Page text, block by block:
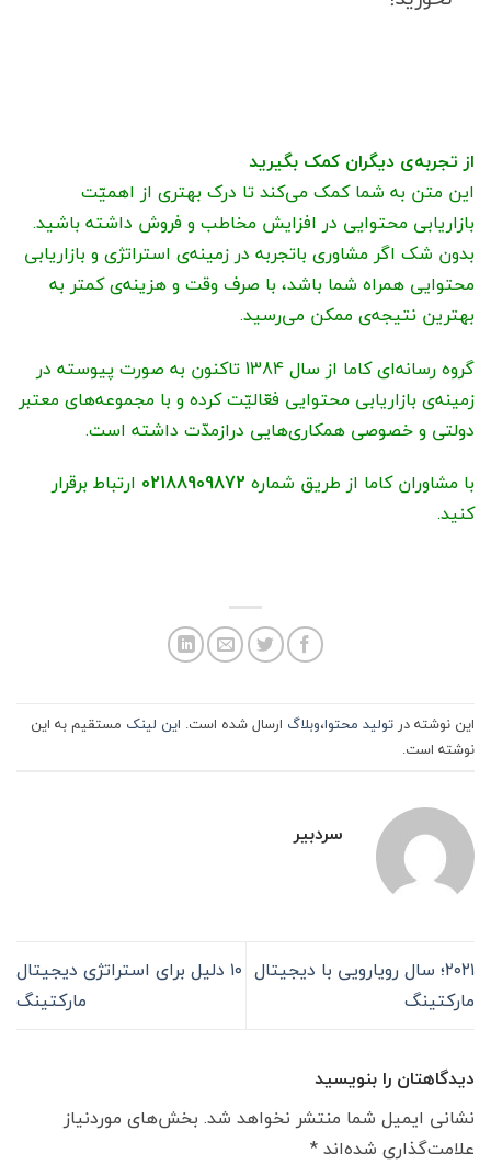
از تجربه‌ی دیگران کمک بگیرید
این متن به شما کمک می‌کند تا درک بهتری از اهمیّت
بازاریابی محتوایی در افزایش مخاطب و فروش داشته باشید.
بدون شک اگر مشاوری باتجربه در زمینه‌ی استراتژی و بازاریابی
محتوایی همراه شما باشد، با صرف وقت و هزینه‌ی کمتر به
بهترین نتیجه‌ی ممکن می‌رسید.
گروه رسانه‌ای کاما از سال 1384 تاکنون به صورت پیوسته در
زمینه‌ی بازاریابی محتوایی فعّالیّت کرده و با مجموعه‌های معتبر
دولتی و خصوصی همکاری‌هایی درازمدّت داشته است.
با مشاوران کاما از طریق شماره 02188909872 ارتباط برقرار
کنید.
این نوشته در تولید محتوا،وبلاگ ارسال شده است. این لینک مستقیم به این
نوشته است.
سردبیر
۲۰۲۱؛ سال رویارویی با دیجیتال
مارکتینگ
۱۰ دلیل برای استراتژی دیجیتال
مارکتینگ
دیدگاهتان را بنویسید
نشانی ایمیل شما منتشر نخواهد شد. بخش‌های موردنیاز
علامت‌گذاری شده‌اند*